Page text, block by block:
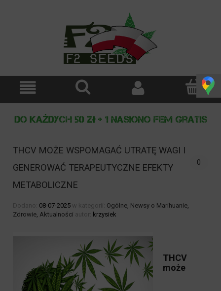
THCV MOŻE WSPOMAGAĆ UTRATĘ WAGI I
GENEROWAĆ TERAPEUTYCZNE EFEKTY
METABOLICZNE
0
Dodano: 08-07-2025 w kategorii: Ogólne, Newsy o Marihuanie,
Zdrowie, Aktualności autor: krzysiek
THCV
może